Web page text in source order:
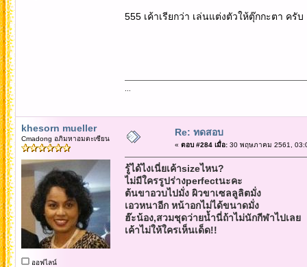
555 เค้าเรียกว่า เล่นแต่งตัวให้ตุ๊กกะตา ครั
khesorn mueller
Cmadong อภิมหาอมตะเซียน
ออฟไลน์
Re: ทดสอบ
« ตอบ #284 เมื่อ:30 พฤษภาคม 2561,
รู้ได้ไงเนี่ยเค้าsizeไหน?
ไม่มีใครรูปร่างperfectนะคะ
ต้นขาอวบไปมั่ง ผิวขาเซลลูลิตมั่ง
เอวหนาอีก หน้าอกไม่ได้ขนาดมั่ง
ฮ๊ะน้อง,สวมชุดว่ายน้ำนี่ถ้าไม่นักกีฬาไปเลย
เค้าไม่ให้ใครเห็นเด็ด!!